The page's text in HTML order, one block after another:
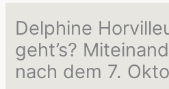
Delphine
geht’s?
nach dem 7.